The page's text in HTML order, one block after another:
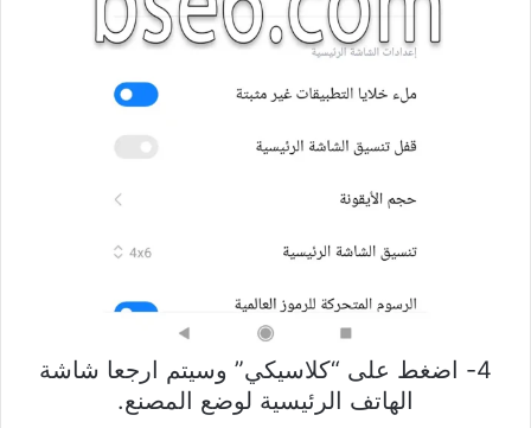
4- اضغط على “كلاسيكي” وسيتم ارجعا شاشة
الهاتف الرئيسية لوضع المصنع.